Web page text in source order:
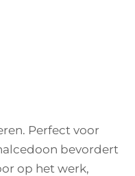
Perfect voor
bevordert
op het werk,